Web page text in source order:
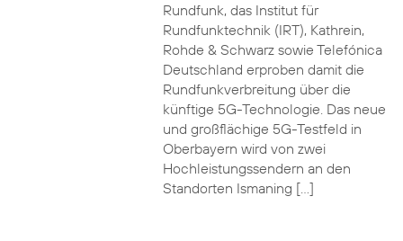
Rundfunk, das Institut für
Rundfunktechnik (IRT), Kathrein,
Rohde & Schwarz sowie Telefónica
Deutschland erproben damit die
Rundfunkverbreitung über die
künftige 5G-Technologie. Das neue
und großflächige 5G-Testfeld in
Oberbayern wird von zwei
Hochleistungssendern an den
Standorten Ismaning […]